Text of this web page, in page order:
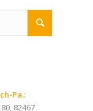
Pa.:
82467